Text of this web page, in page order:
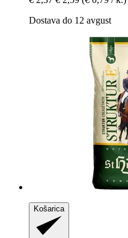
Dostava do 12 avgust
Košarica